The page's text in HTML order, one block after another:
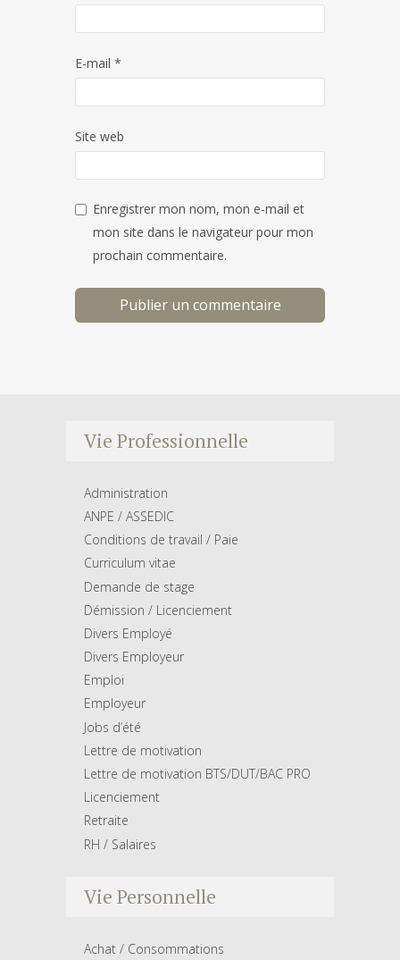
E-mail *
Site web
Enregistrer mon nom, mon e-mail et
mon site dans le navigateur pour mon
prochain commentaire.
Vie Professionnelle
Administration
ANPE / ASSEDIC
Conditions de travail / Paie
Curriculum vitae
Demande de stage
Démission / Licenciement
Divers Employé
Divers Employeur
Emploi
Employeur
Jobs d’été
Lettre de motivation
Lettre de motivation BTS/DUT/BAC PRO
Licenciement
Retraite
RH / Salaires
Vie Personnelle
Achat / Consommations